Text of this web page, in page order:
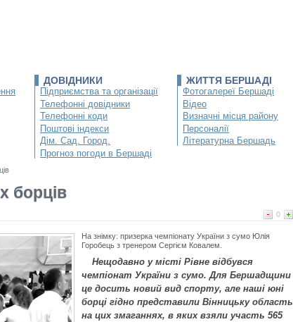
ДОВІДНИКИ
Підприємства та організації
Телефонні довідники
Телефонні коди
Поштові індекси
Дім. Сад. Город.
Прогноз погоди в Бершаді
ЖИТТЯ БЕРШАДІ
Фотогалереї Бершаді
Відео
Визначні місця району
Персоналії
Літературна Бершадь
борців
0
На знімку: призерка чемпіонату України з сумо Юлія
Горобець з тренером Сергієм Ковалем.
Нещодавно у місті Рівне відбувся
чемпіонат України з сумо. Для Бершадщини
це досить новий вид спорту, але наші юні
борці гідно представили Вінницьку область
на цих змаганнях, в яких взяли участь 565